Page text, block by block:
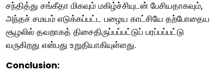
சந்தித்து சங்கீதா மிகவும் மகிழ்ச்சியுடன் பேசியதாகவும்,
அந்தச் சமயம் எடுக்கப்பட்ட பழைய காட்சியே தற்போதைய
சூழலில் தவறாகத் திசைதிருப்பப்பட்டுப் பரப்பப்பட்டு
வருகிறது என்பது உறுதியாகியுள்ளது.
Conclusion: